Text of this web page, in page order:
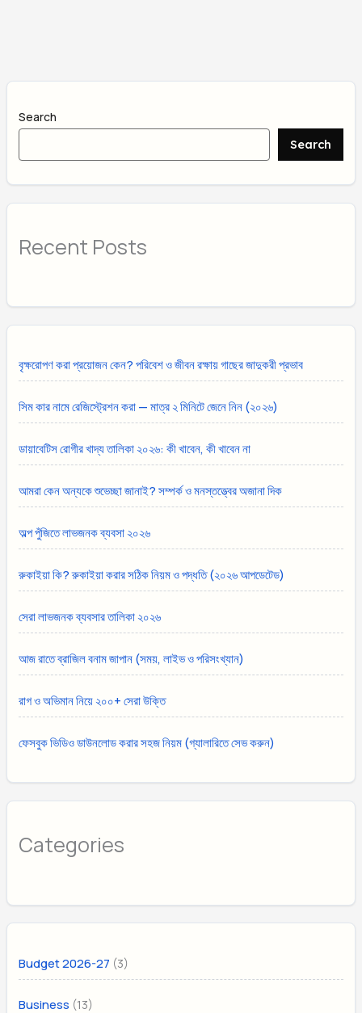
Search
Search
Recent Posts
বৃক্ষরোপণ করা প্রয়োজন কেন? পরিবেশ ও জীবন রক্ষায় গাছের জাদুকরী প্রভাব
সিম কার নামে রেজিস্ট্রেশন করা — মাত্র ২ মিনিটে জেনে নিন (২০২৬)
ডায়াবেটিস রোগীর খাদ্য তালিকা ২০২৬: কী খাবেন, কী খাবেন না
আমরা কেন অন্যকে শুভেচ্ছা জানাই? সম্পর্ক ও মনস্তত্ত্বের অজানা দিক
অল্প পুঁজিতে লাভজনক ব্যবসা ২০২৬
রুকাইয়া কি? রুকাইয়া করার সঠিক নিয়ম ও পদ্ধতি (২০২৬ আপডেটেড)
সেরা লাভজনক ব্যবসার তালিকা ২০২৬
আজ রাতে ব্রাজিল বনাম জাপান (সময়, লাইভ ও পরিসংখ্যান)
রাগ ও অভিমান নিয়ে ২০০+ সেরা উক্তি
ফেসবুক ভিডিও ডাউনলোড করার সহজ নিয়ম (গ্যালারিতে সেভ করুন)
Categories
Budget 2026-27 (3)
Business (13)